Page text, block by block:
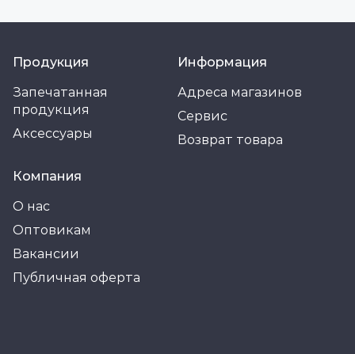
Продукция
Запечатанная
продукция
Аксессуары
Информация
Адреса магазинов
Сервис
Возврат товара
Компания
О нас
Оптовикам
Вакансии
Публичная оферта